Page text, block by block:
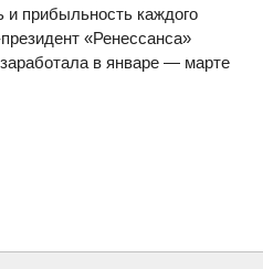
прибыльность каждого
«Ренессанса»
в январе — марте